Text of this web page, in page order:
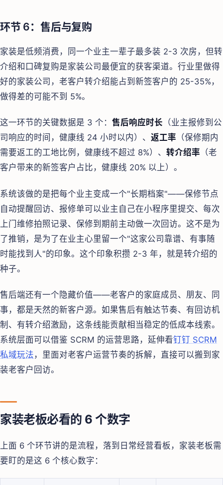
环节 6：售后与复购
家装是低频消费，同一个业主一辈子最多装 2-3 次房，但转
介绍和口碑复购是家装公司最便宜的获客渠道。行业里做得
好的家装公司，老客户转介绍能占到新签客户的 25-35%，
做得差的可能不到 5%。
这一环节的关键数据是 3 个： 售后响应时长 （业主报修到公
司响应的时间，健康线 24 小时以内）、 返工率 （保修期内
需要返工的工地比例，健康线不超过 8%）、 转介绍率 （老
客户带来的新签客户占比，健康线 20% 以上）。
系统该做的是把每个业主变成一个"长期档案"——保修节点
自动提醒回访、报修单可以业主自己在小程序里提交、每次
上门维修拍照记录、保修到期前主动做一次回访。这不是为
了推销，是为了在业主心里留一个"这家公司靠谱、有事随
时能找到人"的印象。这个印象积攒 2-3 年，就是转介绍的
种子。
售后端还有一个隐藏价值——老客户的家庭成员、朋友、同
事，都是天然的新客户源。如果售后有触达节奏、有回访机
制、有转介绍激励，这条线能贡献相当稳定的低成本线索。
系统层面可以借鉴 SCRM 的运营思路，延伸看钉钉 SCRM
私域玩法 ，里面对老客户运营节奏的拆解，直接可以搬到家
装老客户回访。
家装老板必看的 6 个数字
上面 6 个环节讲的是流程，落到日常经营看板，家装老板需
要盯的是这 6 个核心数字：